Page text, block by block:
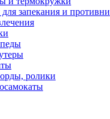
запекания и противни
ролики